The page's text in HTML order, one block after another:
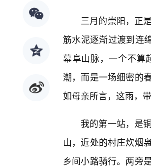
三月的崇阳，正
筋水泥逐渐过渡到连
幕阜山脉，一个不算
潮，而是一场细密的
如母亲所言，这雨，
我的第一站，是
山，近处的村庄炊烟
乡间小路骑行。两旁